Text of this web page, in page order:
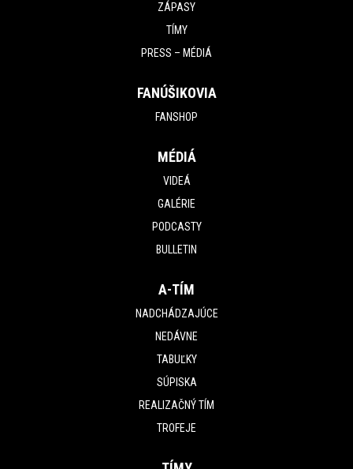
ZÁPASY
TÍMY
PRESS – MÉDIÁ
FANÚŠIKOVIA
FANSHOP
MÉDIÁ
VIDEÁ
GALÉRIE
PODCASTY
BULLETIN
A-TÍM
NADCHÁDZAJÚCE
NEDÁVNE
TABUĽKY
SÚPISKA
REALIZAČNÝ TÍM
TROFEJE